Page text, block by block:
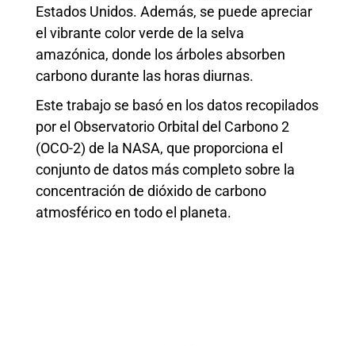
Estados Unidos. Además, se puede apreciar
el vibrante color verde de la selva
amazónica, donde los árboles absorben
carbono durante las horas diurnas.
Este trabajo se basó en los datos recopilados
por el Observatorio Orbital del Carbono 2
(OCO-2) de la NASA, que proporciona el
conjunto de datos más completo sobre la
concentración de dióxido de carbono
atmosférico en todo el planeta.